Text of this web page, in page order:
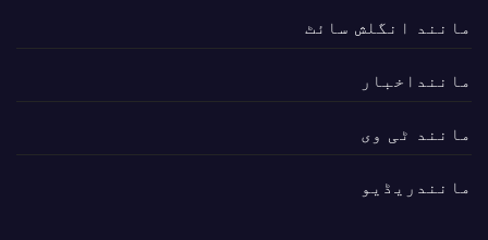
مانند انگلش سائٹ
ماننداخبار
مانند ٹی وی
مانندریڈیو